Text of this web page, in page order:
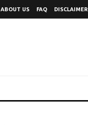
ABOUT US FAQ DISCLAIMER